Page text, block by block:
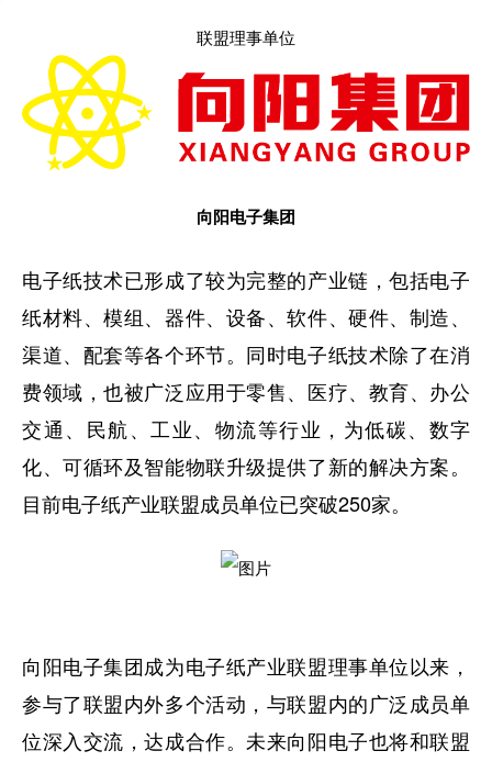
联盟理事单位
向阳电子集团
电子纸技术已形成了较为完整的产业链，包括电子
纸材料、模组、器件、设备、软件、硬件、制造、
渠道、配套等各个环节。同时电子纸技术除了在消
费领域，也被广泛应用于零售、医疗、教育、办公
交通、民航、工业、物流等行业，为低碳、数字
化、可循环及智能物联升级提供了新的解决方案。
目前电子纸产业联盟成员单位已突破250家。
向阳电子集团成为电子纸产业联盟理事单位以来，
参与了联盟内外多个活动，与联盟内的广泛成员单
位深入交流，达成合作。未来向阳电子也将和联盟